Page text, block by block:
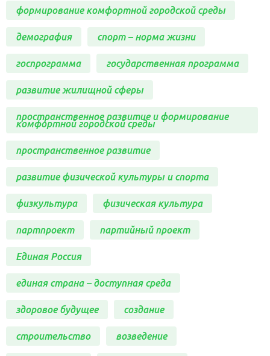
формирование комфортной городской среды
демография спорт – норма жизни
госпрограмма государственная программа
развитие жилищной сферы
пространственное развитие и формирование
комфортной городской среды
пространственное развитие
развитие физической культуры и спорта
физкультура физическая культура
партпроект партийный проект
Единая Россия
единая страна – доступная среда
здоровое будущее создание
строительство возведение